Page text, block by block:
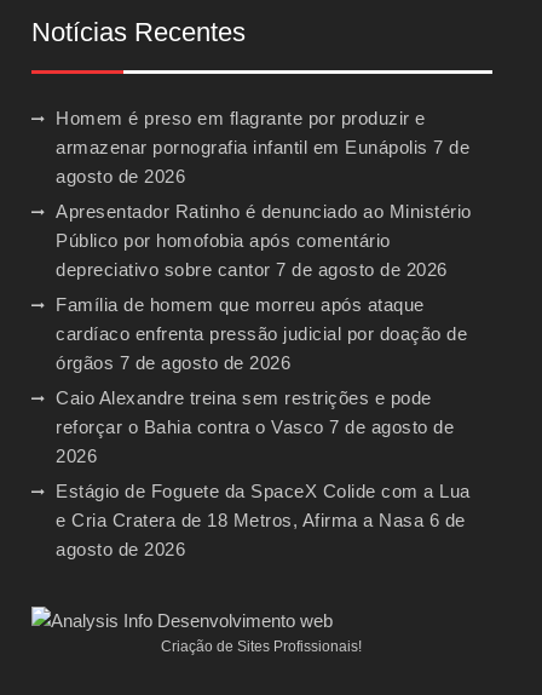
Notícias Recentes
Homem é preso em flagrante por produzir e
armazenar pornografia infantil em Eunápolis 7 de
agosto de 2026
Apresentador Ratinho é denunciado ao Ministério
Público por homofobia após comentário
depreciativo sobre cantor 7 de agosto de 2026
Família de homem que morreu após ataque
cardíaco enfrenta pressão judicial por doação de
órgãos 7 de agosto de 2026
Caio Alexandre treina sem restrições e pode
reforçar o Bahia contra o Vasco 7 de agosto de
2026
Estágio de Foguete da SpaceX Colide com a Lua
e Cria Cratera de 18 Metros, Afirma a Nasa 6 de
agosto de 2026
Criação de Sites Profissionais!